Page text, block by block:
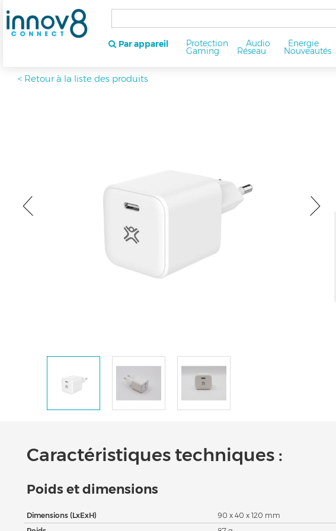
Par appareil Protection Audio Energie
Gaming Réseau Nouveautés
< Retour à la liste des produits
Caractéristiques techniques :
Poids et dimensions
Dimensions (LxExH)
90 x 40 x 120 mm